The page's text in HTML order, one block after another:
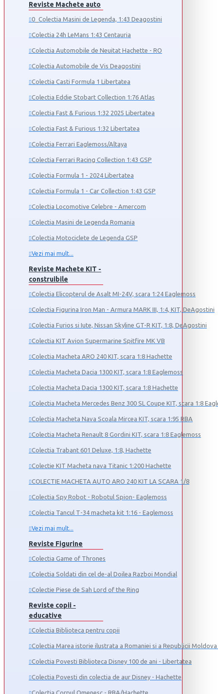
Reviste Machete auto
0_Colectia Masini de Legenda, 1:43 Deagostini
Colectia 24h LeMans 1:43 Centauria
Colectia Automobile de Neuitat Hachette - RO
Colectia Automobile de Vis Deagostini
Colectia Casti Formula 1 Libertatea
Colectia Eddie Stobart Collection 1:76 Atlas
Colectia Fast & Furious 1:32 2025 Libertatea
Colectia Fast & Furious 1:32 Libertatea
Colectia Ferrari Eaglemoss/Altaya
Colectia Ferrari Racing Collection 1:43 GSP
Colectia Formula 1 - 2024 Libertatea
Colectia Formula 1 - Car Collection 1:43 GSP
Colectia Locomotive Celebre - Amercom
Colectia Masini de Legenda Romania
Colectia Motociclete de Legenda GSP
Vezi mai mult...
Reviste Machete KIT -
construibile
Colectia Elicopterul de Asalt MI-24V, scara 1:24 Eaglemoss
Colectia Figurina Iron Man - Armura MARK III, 1:4, KIT, DeAgostini
Colectia Furios si Iute, Nissan Skyline GT-R KIT, 1:8, DeAgostini
Colectia KIT Avion Supermarine Spitfire MK VB
Colectia Macheta ARO 240 KIT, scara 1:8 Hachette
Colectia Macheta Dacia 1300 KIT, scara 1:8 Eaglemoss
Colectia Macheta Dacia 1300 KIT, scara 1:8 Hachette
Colectia Macheta Mercedes Benz 300 SL Coupe KIT, scara 1:8
Colectia Macheta Nava Scoala Mircea KIT, scara 1:95 RBA
Colectia Macheta Renault 8 Gordini KIT, scara 1:8 Eaglemoss
Colectia Trabant 601 Deluxe, 1:8, Hachette
Colectie KIT Macheta nava Titanic 1:200 Hachette
COLECTIE MACHETA AUTO ARO 240 KIT LA SCARA 1/8
Colectia Spy Robot - Robotul Spion- Eaglemoss
Colectia Tancul Т-34 macheta kit 1:16 - Eaglemoss
Vezi mai mult...
Reviste Figurine
Colectia Game of Thrones
Colectia Soldati din cel de-al Doilea Razboi Mondial
Colectie Piese de Sah Lord of the Ring
Reviste copii -
educative
Colectia Biblioteca pentru copii
Colectia Marea istorie ilustrata a Romaniei si a Republicii
Colectia Povesti Biblioteca Disney 100 de ani - Libertatea
Colectia Povesti din colectia de aur Disney - Hachette
Colectia Corpul Omenesc - RBA/Hachette